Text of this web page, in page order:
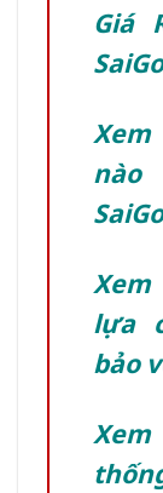
Giá
lựa
bảo